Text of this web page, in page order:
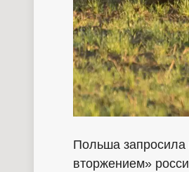
Польша запросила
вторжением»